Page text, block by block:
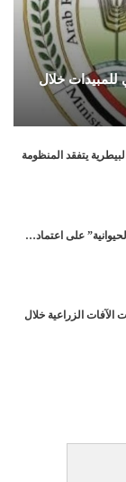
خلال
يتفقد المنظومة
على اعتماد…
الزراعية خلال